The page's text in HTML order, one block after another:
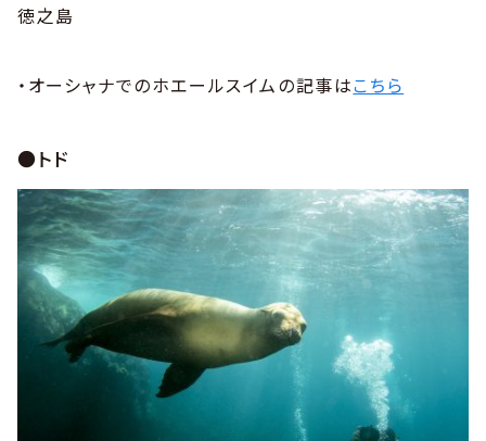
徳之島
・オーシャナでのホエールスイムの記事はこちら
●トド